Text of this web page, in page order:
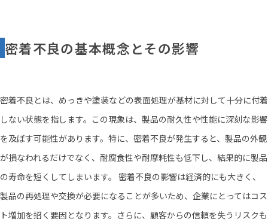
密着不良の基本概念とその影響
密着不良とは、めっきや塗装などの表面処理が基材に対して十分に付着
しない状態を指します。この現象は、製品の耐久性や性能に深刻な影響
を及ぼす可能性があります。特に、密着不良が発生すると、製品の外観
が損なわれるだけでなく、耐腐食性や耐摩耗性も低下し、結果的に製品
の寿命を短くしてしまいます。 密着不良の影響は経済的にも大きく、
製品の再処理や交換が必要になることが多いため、企業にとってはコス
ト増加を招く要因となります。さらに、顧客からの信頼を失うリスクも